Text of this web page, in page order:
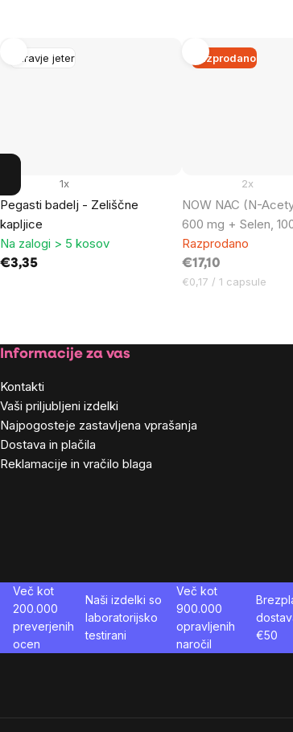
Zdravje jeter
Pegasti badelj - Zeliščne
kapljice
1x
Na zalogi > 5 kosov
€3,35
Razprodano
NOW NAC (N-
600 mg + Selen,
2x
Razprodano
€17,10
Cena
€0,17 / 1 capsule
Footer
Informacije za vas
Kontakti
Vaši priljubljeni izdelki
Najpogosteje zastavljena vprašanja
Dostava in plačila
Reklamacije in vračilo blaga
Več kot
200.000
preverjenih
ocen
Naši izdelki so
laboratorijsko
testirani
Več kot
900.000
opravljenih
naročil
€50